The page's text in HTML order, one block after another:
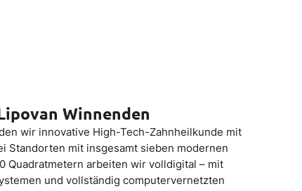
Winnenden
wir innovative High-Tech-Zahnheilkunde mit
Standorten mit insgesamt sieben modernen
Quadratmetern arbeiten wir volldigital – mit
und vollständig computervernetzten